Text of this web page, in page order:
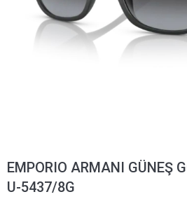
EMPORIO ARMANI GÜNEŞ
U-5437/8G